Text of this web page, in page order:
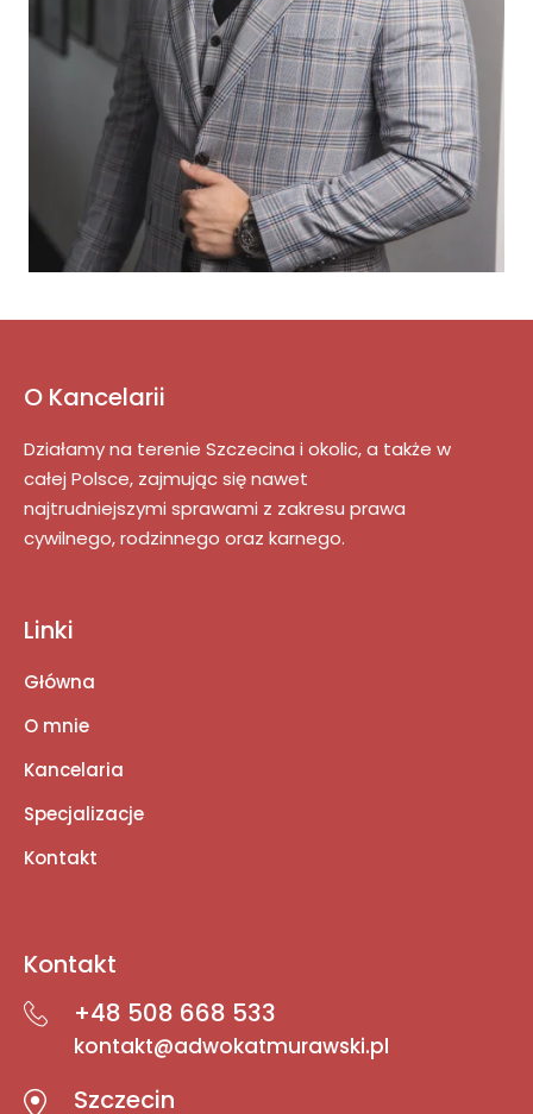
O Kancelarii
Działamy na terenie Szczecina i okolic, a także w
całej Polsce, zajmując się nawet
najtrudniejszymi sprawami z zakresu prawa
cywilnego, rodzinnego oraz karnego.
Linki
Główna
O mnie
Kancelaria
Specjalizacje
Kontakt
Kontakt
+48 508 668 533
kontakt@adwokatmurawski.pl
Szczecin